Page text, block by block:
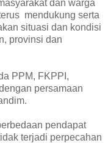
dan warga
mendukung serta
situasi dan kondisi
provinsi dan
PPM, FKPPI,
persamaan
pendapat
terjadi perpecahan